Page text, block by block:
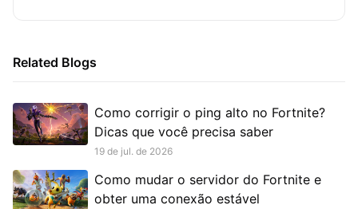
Related Blogs
Como corrigir o ping alto no Fortnite?
Dicas que você precisa saber
19 de jul. de 2026
Como mudar o servidor do Fortnite e
obter uma conexão estável